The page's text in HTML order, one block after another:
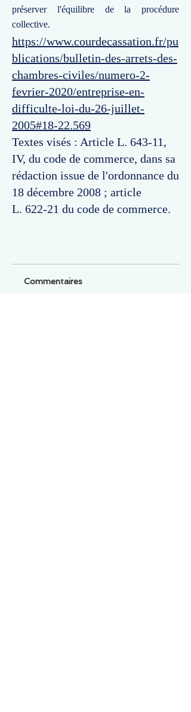
préserver l'équilibre de la procédure
collective.
https://www.courdecassation.fr/pu
blications/bulletin-des-arrets-des-
chambres-civiles/numero-2-
fevrier-2020/entreprise-en-
difficulte-loi-du-26-juillet-
2005#18-22.569
Textes visés : Article L. 643-11,
IV, du code de commerce, dans sa
rédaction issue de l'ordonnance du
18 décembre 2008 ; article
L. 622-21 du code de commerce.
Commentaires